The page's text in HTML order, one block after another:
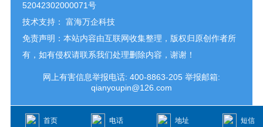
52042302000071号
技术支持：
富海万企科技
免责声明：本站内容由互联网收集整理，版权归原创作者所
有，如有侵权请联系我们处理删除内容，谢谢！
网上有害信息举报电话: 400-8863-205 举报邮箱:
qianyoupin@126.com
首页 电话 地址 短信